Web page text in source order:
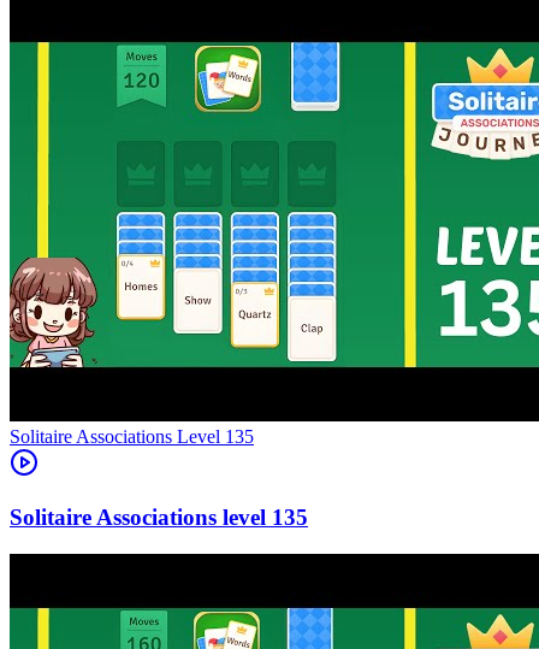
Level 135
135